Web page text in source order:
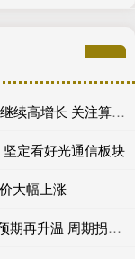
鸿岳资本 中信建投：北美云厂商资本开支继续高增长 关注算力超跌与高股息标的
定看好光通信板块
大幅上涨
杜德配资 多晶硅期货全线涨停！“反内卷”预期再升温 周期拐点来了？